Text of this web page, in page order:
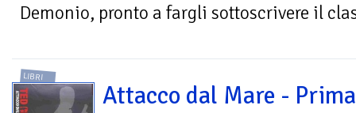
Demonio, pronto a fargli sottoscrivere il
LIBRI
Attacco dal Mare - Prima